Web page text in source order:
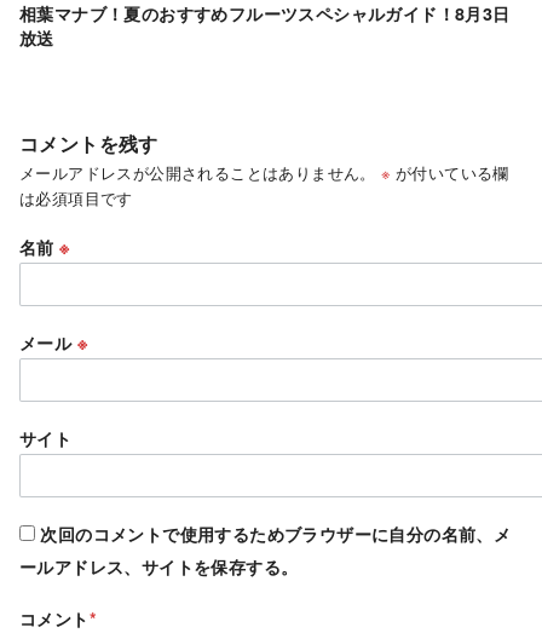
相葉マナブ！夏のおすすめフルーツスペシャルガイド！8月3日
放送
コメントを残す
メールアドレスが公開されることはありません。 ※ が付いている欄
は必須項目です
名前※
メール ※
サイト
次回のコメントで使用するためブラウザーに自分の名前、メ
ールアドレス、サイトを保存する。
コメント*